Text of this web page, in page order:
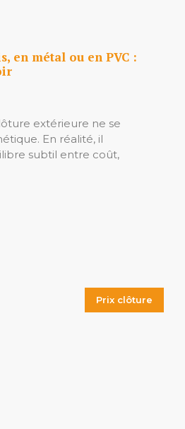
en métal ou en PVC :
extérieure ne se
En réalité, il
subtil entre coût,
Prix clôture